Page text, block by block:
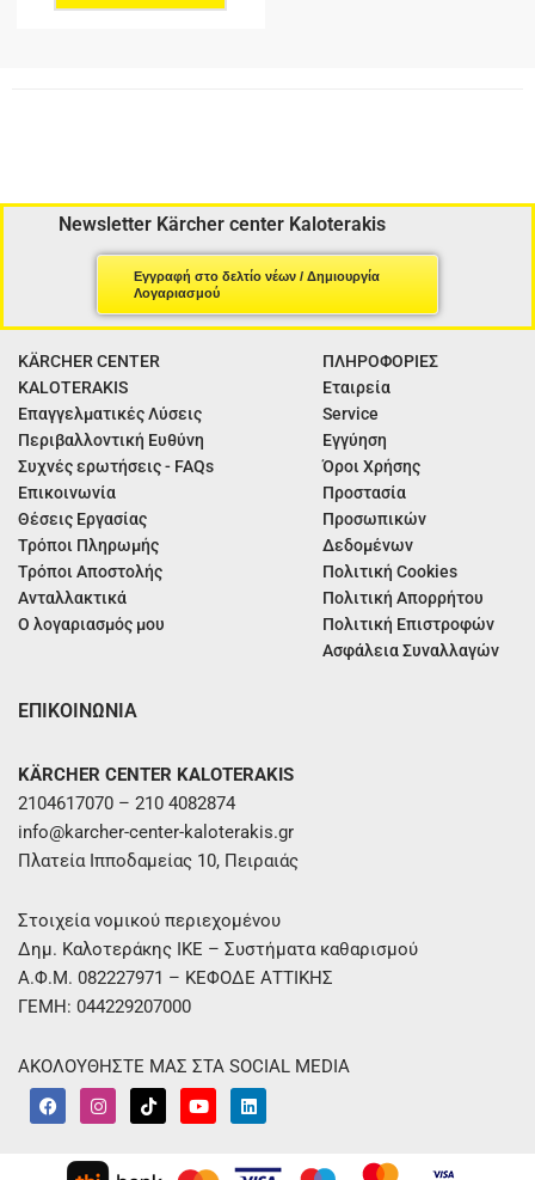
Newsletter Kärcher center Kaloterakis
Εγγραφή στο δελτίο νέων / Δημιουργία
Λογαριασμού
KÄRCHER CENTER
KALOTERAKIS
Επαγγελματικές Λύσεις
Περιβαλλοντική Ευθύνη
Συχνές ερωτήσεις - FAQs
Επικοινωνία
Θέσεις Εργασίας
Τρόποι Πληρωμής
Τρόποι Αποστολής
Ανταλλακτικά
Ο λογαριασμός μου
ΠΛΗΡΟΦΟΡΙΕΣ
Εταιρεία
Service
Εγγύηση
Όροι Χρήσης
Προστασία
Προσωπικών
Δεδομένων
Πολιτική Cookies
Πολιτική Απορρήτου
Πολιτική Επιστροφών
Ασφάλεια Συναλλαγών
ΕΠΙΚΟΙΝΩΝΙΑ
KÄRCHER CENTER KALOTERAKIS
2104617070 – 210 4082874
info@karcher-center-kaloterakis.gr
Πλατεία Ιπποδαμείας 10, Πειραιάς
Στοιχεία νομικού περιεχομένου
Δημ. Καλοτεράκης ΙΚΕ – Συστήματα καθαρισμού
Α.Φ.Μ. 082227971 – ΚΕΦΟΔΕ ΑΤΤΙΚΗΣ
ΓΕΜΗ: 044229207000
ΑΚΟΛΟΥΘΗΣΤΕ ΜΑΣ ΣΤΑ SOCIAL MEDIA
F
a
I
n
a
T
i
Y
o
u
L
i
e